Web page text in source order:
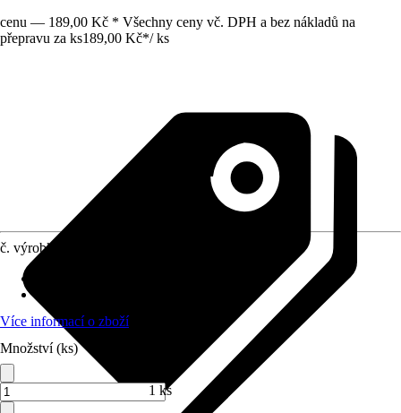
cenu — 189,00 Kč * Všechny ceny vč. DPH a bez nákladů na
přepravu za ks189,00 Kč*/ ks
č. výrobku
Více informací o zboží
Množství (ks)
1 ks